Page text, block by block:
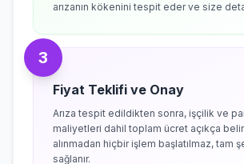
arızanın kökenini tespit eder ve size
3
Fiyat Teklifi ve Onay
Arıza tespit edildikten sonra, işçilik ve
maliyetleri dahil toplam ücret açıkça
alınmadan hiçbir işlem başlatılmaz, tam
sağlanır.